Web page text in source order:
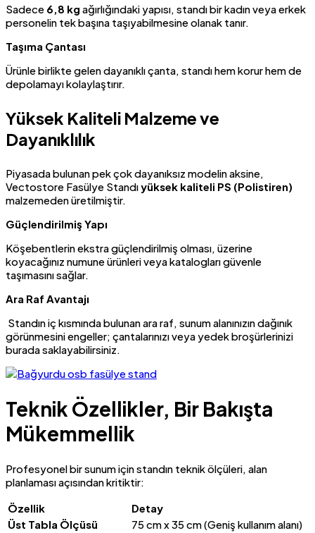
Sadece 6,8 kg ağırlığındaki yapısı, standı bir kadın veya erkek
personelin tek başına taşıyabilmesine olanak tanır.
Taşıma Çantası
Ürünle birlikte gelen dayanıklı çanta, standı hem korur hem de
depolamayı kolaylaştırır.
Yüksek Kaliteli Malzeme ve
Dayanıklılık
Piyasada bulunan pek çok dayanıksız modelin aksine,
Vectostore Fasülye Standıyüksek kaliteli PS (Polistiren)
malzemeden üretilmiştir.
Güçlendirilmiş Yapı
Köşebentlerin ekstra güçlendirilmiş olması, üzerine
koyacağınız numune ürünleri veya katalogları güvenle
taşımasını sağlar.
Ara Raf Avantajı
Standın iç kısmında bulunan ara raf, sunum alanınızın dağınık
görünmesini engeller; çantalarınızı veya yedek broşürlerinizi
burada saklayabilirsiniz.
Teknik Özellikler, Bir Bakışta
Mükemmellik
Profesyonel bir sunum için standın teknik ölçüleri, alan
planlaması açısından kritiktir:
Özellik
Detay
Üst Tabla Ölçüsü
75 cm x 35 cm (Geniş kullanım alanı)